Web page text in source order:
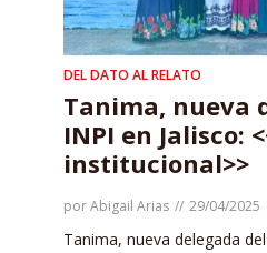
DEL DATO AL RELATO
Tanima, nueva
INPI en Jalisco:
institucional>>
porAbigail Arias 29/04/2025
Tanima, nueva delegada